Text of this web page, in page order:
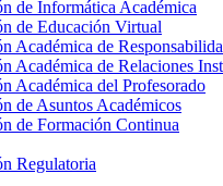
de Informática Académica
de Educación Virtual
Académica de
Académica de Relaciones
Académica del Profesorado
de Asuntos Académicos
de Formación Continua
Regulatoria